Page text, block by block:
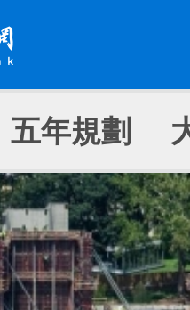
五年規劃